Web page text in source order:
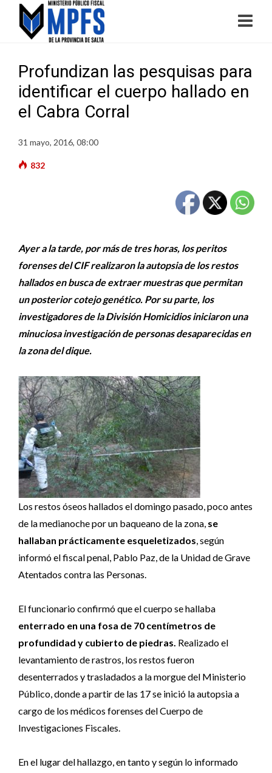
Profundizan las pesquisas para
identificar el cuerpo hallado en
el Cabra Corral
31 mayo, 2016, 08:00
832
Ayer a la tarde, por más de tres horas, los peritos
forenses del CIF realizaron la autopsia de los restos
hallados en busca de extraer muestras que permitan
un posterior cotejo genético. Por su parte, los
investigadores de la División Homicidios iniciaron una
minuciosa investigación de personas desaparecidas en
la zona del dique.
Los restos óseos hallados el domingo pasado, poco antes
de la medianoche por un baqueano de la zona, se
hallaban prácticamente esqueletizados, según
informó el fiscal penal, Pablo Paz, de la Unidad de Grave
Atentados contra las Personas.
El funcionario confirmó que el cuerpo se hallaba
enterrado en una fosa de 70 centímetros de
profundidad y cubierto de piedras. Realizado el
levantamiento de rastros, los restos fueron
desenterrados y trasladados a la morgue del Ministerio
Público, donde a partir de las 17 se inició la autopsia a
cargo de los médicos forenses del Cuerpo de
Investigaciones Fiscales.
En el lugar del hallazgo, en tanto y según lo informado